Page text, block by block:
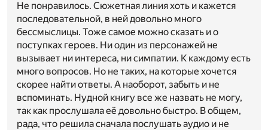
Не понравилось. Сюжетная линия хоть и кажется
последовательной, в ней довольно много
бессмыслицы. Тоже самое можно сказать и о
поступках героев. Ни один из персонажей не
вызывает ни интереса, ни симпатии. К каждому есть
много вопросов. Но не таких, на которые хочется
скорее найти ответы. А наоборот, забыть и не
вспоминать. Нудной книгу все же назвать не могу,
так как прослушала её довольно быстро. В общем,
рада, что решила сначала послушать аудио и не